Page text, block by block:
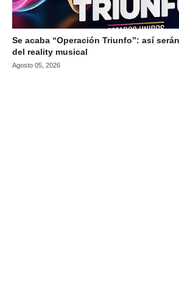
Se acaba “Operación Triunfo”: así
del reality musical
Agosto 05, 2026